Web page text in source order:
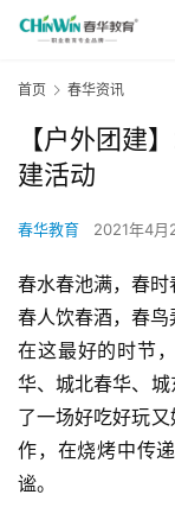
首页 春华资讯
【户外团建
建活动
春华教育 2021年4
春水春池满，春时
春人饮春酒，春鸟
在这最好的时节
华、城北春华、
了一场好吃好玩
作，在烧烤中传
谧。